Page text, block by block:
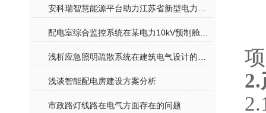
浅谈智能配电房建设方案分析
市政路灯线路在电气方面存在的问题